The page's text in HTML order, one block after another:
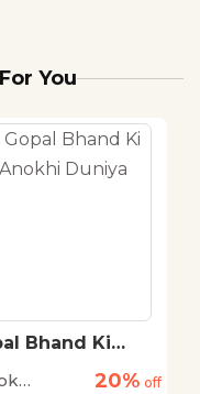
You
Bhand Ki
20% off